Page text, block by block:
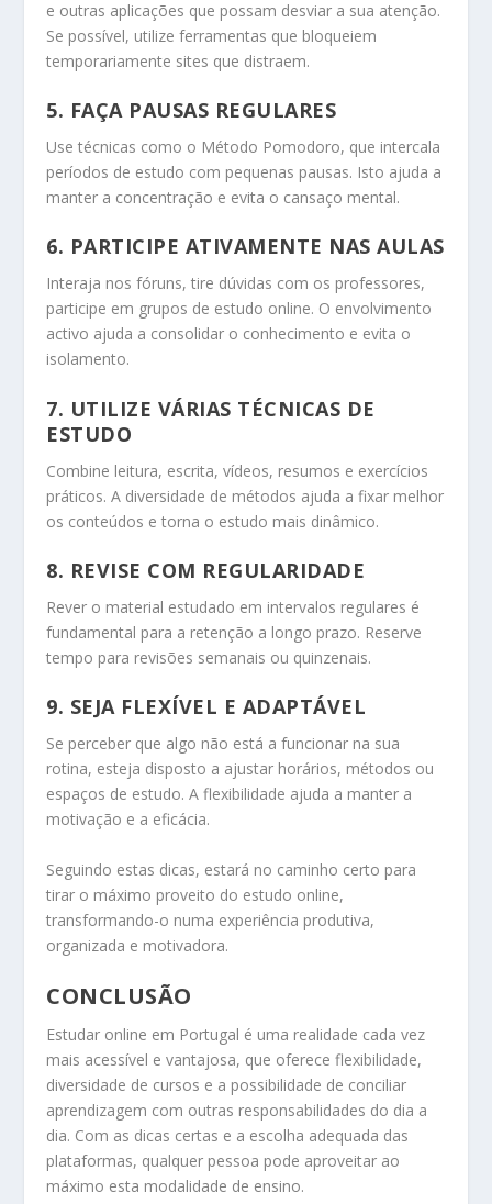
e outras aplicações que possam desviar a sua atenção.
Se possível, utilize ferramentas que bloqueiem
temporariamente sites que distraem.
5. FAÇA PAUSAS REGULARES
Use técnicas como o Método Pomodoro, que intercala
períodos de estudo com pequenas pausas. Isto ajuda a
manter a concentração e evita o cansaço mental.
6. PARTICIPE ATIVAMENTE NAS AULAS
Interaja nos fóruns, tire dúvidas com os professores,
participe em grupos de estudo online. O envolvimento
activo ajuda a consolidar o conhecimento e evita o
isolamento.
7. UTILIZE VÁRIAS TÉCNICAS DE
ESTUDO
Combine leitura, escrita, vídeos, resumos e exercícios
práticos. A diversidade de métodos ajuda a fixar melhor
os conteúdos e torna o estudo mais dinâmico.
8. REVISE COM REGULARIDADE
Rever o material estudado em intervalos regulares é
fundamental para a retenção a longo prazo. Reserve
tempo para revisões semanais ou quinzenais.
9. SEJA FLEXÍVEL E ADAPTÁVEL
Se perceber que algo não está a funcionar na sua
rotina, esteja disposto a ajustar horários, métodos ou
espaços de estudo. A flexibilidade ajuda a manter a
motivação e a eficácia.
Seguindo estas dicas, estará no caminho certo para
tirar o máximo proveito do estudo online,
transformando-o numa experiência produtiva,
organizada e motivadora.
CONCLUSÃO
Estudar online em Portugal é uma realidade cada vez
mais acessível e vantajosa, que oferece flexibilidade,
diversidade de cursos e a possibilidade de conciliar
aprendizagem com outras responsabilidades do dia a
dia. Com as dicas certas e a escolha adequada das
plataformas, qualquer pessoa pode aproveitar ao
máximo esta modalidade de ensino.